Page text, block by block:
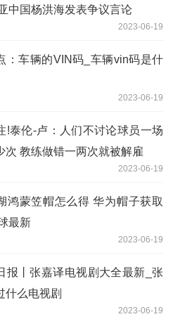
中国杨洪海发表争议言论
2023-06-19
：车辆的VIN码_车辆vin码是什
2023-06-19
!泰伦-卢：人们不讨论球员一场
次 教练做错一两次就被解雇
2023-06-19
鸿蒙笠帽怎么得 华为帽子获取
最新
2023-06-19
报丨张嘉译电视剧大全最新_张
什么电视剧
2023-06-19